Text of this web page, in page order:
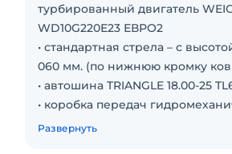
турбированный двигатель
WD10G220Е23 ЕВРО2
• стандартная стрела – с
060 мм. (по нижнюю кромку
• автошина TRIANGLE 18.00-25
• коробка передач
вперед + 1 назад
Развернуть